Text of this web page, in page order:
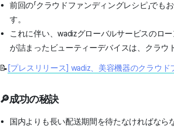
前回の「クラウドファンディングレシピ」で
す。
これに伴い、wadizグローバルサービスのロ
が詰まったビューティーデバイスは、クラウ
📝 [プレスリリース] wadiz、美容機器のクラウ
🔎成功の秘訣
国内よりも長い配送期間を待たなければなら